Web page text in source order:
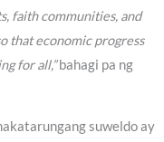
faith communities, and
that economic progress
for all,”bahagi pa ng
suweldo ay